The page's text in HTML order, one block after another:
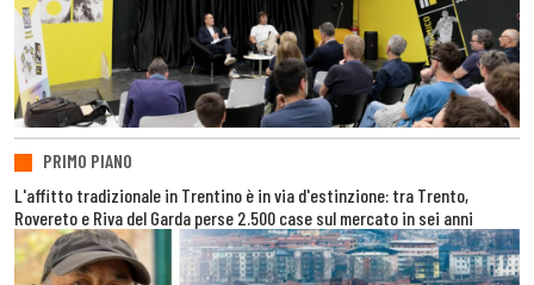
PRIMO PIANO
L'affitto tradizionale in Trentino è in via d'estinzione: tra Trento,
Rovereto e Riva del Garda perse 2.500 case sul mercato in sei anni